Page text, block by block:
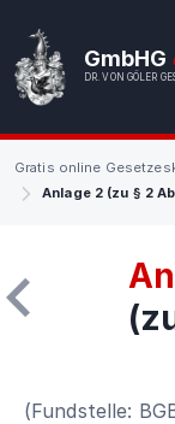
GmbHG
DR. VON GÖLER
Gratis online
Anlage 2 (zu § 2
(Fundstelle: